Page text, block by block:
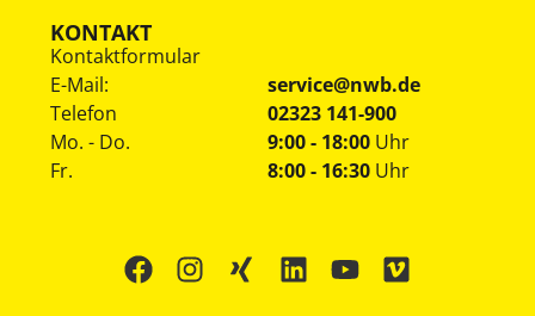
KONTAKT
Kontaktformular
E-Mail:
service@nwb.de
Telefon
02323 141-900
Mo. - Do.
Fr.
9:00 - 18:00 Uhr
8:00 - 16:30 Uhr